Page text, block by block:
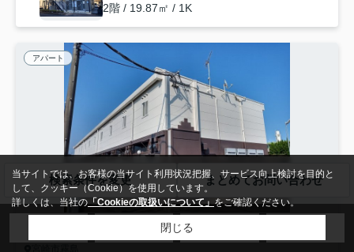
2階 / 19.87㎡ / 1K
アパート
検索条件を変更 まとめてお問い合わせ
当サイトでは、お客様の当サイト利用状況把握、サービス向上検討を目的と
して、クッキー（Cookie）を使用しています。
詳しくは、当社の「Cookieの取扱いについて」をご確認ください。
閉じる